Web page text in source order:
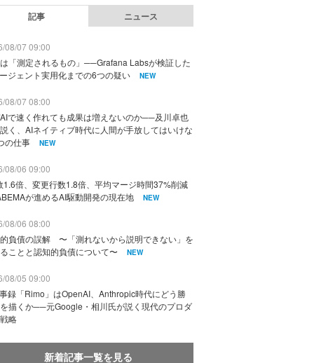
記事 ニュース
08/07 09:00
「測定されるもの」──Grafana Labsが検証した
ジェント実用化までの6つの疑い
NEW
08/07 08:00
で速く作れても成果は増えないのか──及川卓也
く、AIネイティブ時代に人間が手放してはいけな
の仕事
NEW
08/06 09:00
1.6倍、変更行数1.8倍、平均マージ時間37%削減
が進めるAI駆動開発の現在地
NEW
08/06 08:00
負債の誤解 〜「測れないから説明できない」を
ことと認知的負債について〜
NEW
08/05 09:00
録「Rimo」はOpenAI、Anthropic時代にどう勝
描くか──元Google・相川氏が説く現代のプロダ
略
新着記事一覧を見る